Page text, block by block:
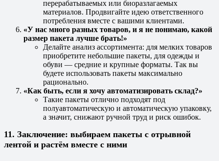
перерабатываемых или биоразлагаемых
материалов. Продвигайте идею ответственного
потребления вместе с вашими клиентами.
«У нас много разных товаров, и я не понимаю, какой
размер пакета лучше брать!»
Делайте анализ ассортимента: для мелких товаров
приобретите небольшие пакеты, для одежды и
обуви — средние и крупные форматы. Так вы
будете использовать пакеты максимально
рационально.
«Как быть, если я хочу автоматизировать склад?»
Такие пакеты отлично подходят под
полуавтоматическую и автоматическую упаковку,
а значит, снижают ручной труд и риск ошибок.
11. Заключение: выбираем пакеты с отрывной
лентой и растём вместе с ними